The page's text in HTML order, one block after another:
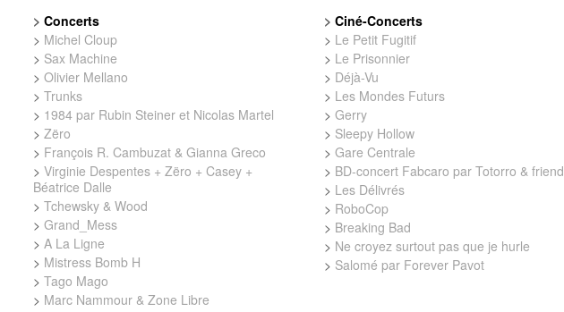
> Concerts
> Michel Cloup
> Sax Machine
> Olivier Mellano
> Trunks
> 1984 par Rubin Steiner et Nicolas Martel
> Zëro
> François R. Cambuzat & Gianna Greco
> Virginie Despentes + Zëro + Casey +
Béatrice Dalle
> Tchewsky & Wood
> Grand_Mess
> A La Ligne
> Mistress Bomb H
> Tago Mago
> Marc Nammour & Zone Libre
> Ciné-Concerts
> Le Petit Fugitif
> Le Prisonnier
> Déjà-Vu
> Les Mondes Futurs
> Gerry
> Sleepy Hollow
> Gare Centrale
> BD-concert Fabcaro par Totorro & friend
> Les Délivrés
> RoboCop
> Breaking Bad
> Ne croyez surtout pas que je hurle
> Salomé par Forever Pavot